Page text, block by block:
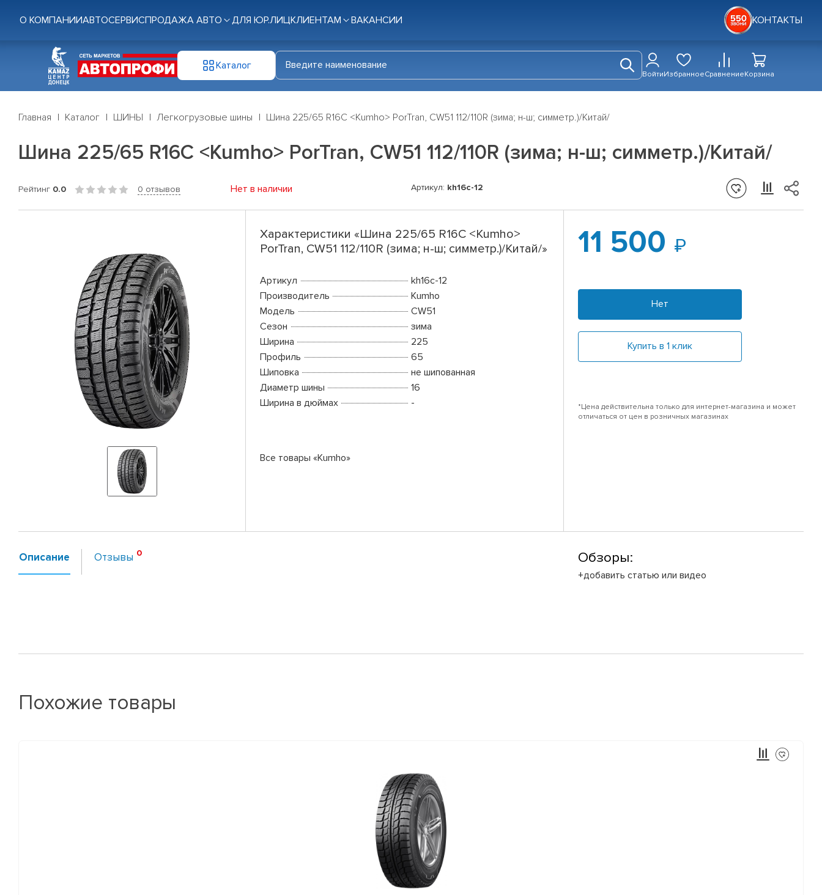
О КОМПАНИИАВТОСЕРВИСПРОДАЖА АВТО ДЛЯ ЮР.ЛИЦКЛИЕНТАМ ВАКАНСИИ КОНТАКТЫ
Каталог
ВойтиИзбранноеСравнениеКорзина
Главная Каталог ШИНЫ Легкогрузовые шины Шина 225/65 R16C <Kumho> PorTran, CW51 112/110R (зима; н-ш; симметр.)/Китай/
Шина 225/65 R16C <Kumho> PorTran, CW51 112/110R (зима; н-ш; симметр.)/Китай/
Рейтинг 0.0 0 отзывов Нет в наличии Артикул: kh16c-12
Характеристики «Шина 225/65 R16C <Kumho>
PorTran, CW51 112/110R (зима; н-ш; симметр.)/Китай/»
Артикул
kh16c-12
Производитель
Kumho
Модель
CW51
Сезон
зима
Ширина
225
Профиль
65
Шиповка
не шипованная
Диаметр шины
16
Ширина в дюймах
-
Все товары «Kumho»
11 500
Нет
Купить в 1 клик
*Цена действительна только для интернет-магазина и может
отличаться от цен в розничных магазинах
Описание Отзывы Обзоры:
+добавить статью или видео
Похожие товары